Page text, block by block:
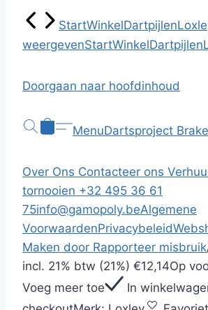
StartWinkelDartpijlen
weergevenStartWinkelDartpijlen
Doorgaan naar hoofdinhoud
MenuDartsproject
Over Ons Contacteer ons
tornooien +32 495 36 61
75info@gamopoly.beAlgemene
VoorwaardenPrivacybeleid
Maken door Rapporteer misbruik
incl. 21% btw (21%) €12,14Op
Voeg meer toe
In